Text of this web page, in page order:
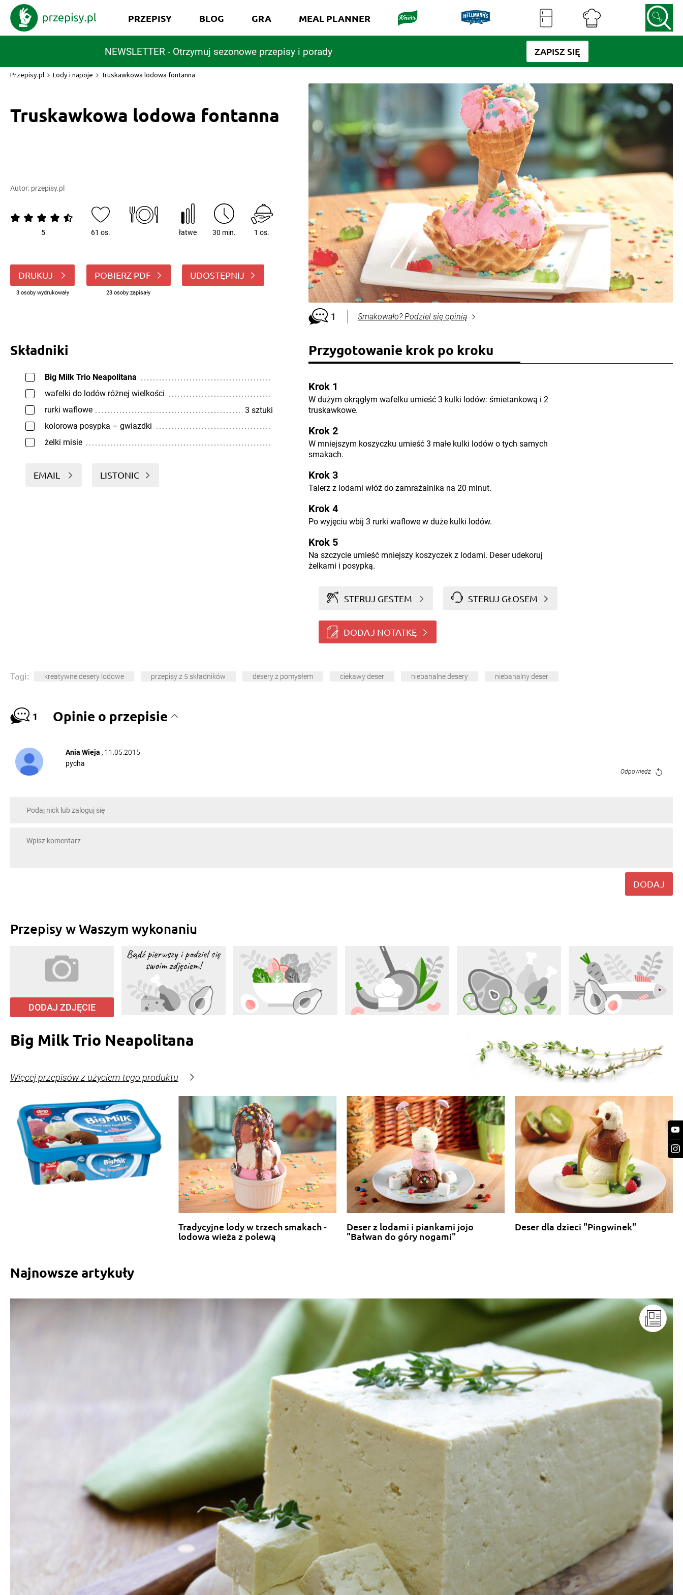
NEWSLETTER - Otrzymuj sezonowe przepisy i porady ZAPISZ SIĘ
PRZEPISY BLOG GRA MEAL PLANNER
Przepisy.pl Lody i napoje Truskawkowa lodowa fontanna
Truskawkowa lodowa fontanna
Autor: przepisy.pl
5 61 os. łatwe 30 min. 1 os.
DRUKUJ
3 osoby wydrukowały
POBIERZ PDF
23 osoby zapisały
UDOSTĘPNIJ
1 Smakowało? Podziel się opinią
Składniki
Big Milk Trio Neapolitana
wafelki do lodów różnej wielkości
rurki waflowe
3 sztuki
kolorowa posypka – gwiazdki
żelki misie
EMAIL LISTONIC
Przygotowanie krok po kroku
Krok 1
W dużym okrągłym wafelku umieść 3 kulki lodów: śmietankową i 2
truskawkowe.
Krok 2
W mniejszym koszyczku umieść 3 małe kulki lodów o tych samych
smakach.
Krok 3
Talerz z lodami włóż do zamrażalnika na 20 minut.
Krok 4
Po wyjęciu wbij 3 rurki waflowe w duże kulki lodów.
Krok 5
Na szczycie umieść mniejszy koszyczek z lodami. Deser udekoruj
żelkami i posypką.
STERUJ GESTEM STERUJ GŁOSEM
DODAJ NOTATKĘ
Tagi: kreatywne desery lodowe przepisy z 5 składników desery z pomysłem ciekawy deser niebanalne desery niebanalny deser
1 Opinie o przepisie
Ania Wieja , 11.05.2015
pycha
Odpowiedz
DODAJ
Przepisy w Waszym wykonaniu
DODAJ ZDJĘCIE
Big Milk Trio Neapolitana
Więcej przepisów z użyciem tego produktu
Tradycyjne lody w trzech smakach -
lodowa wieża z polewą
Deser z lodami i piankami jojo
"Bałwan do góry nogami"
Deser dla dzieci "Pingwinek"
Najnowsze artykuły